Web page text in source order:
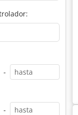
-
-